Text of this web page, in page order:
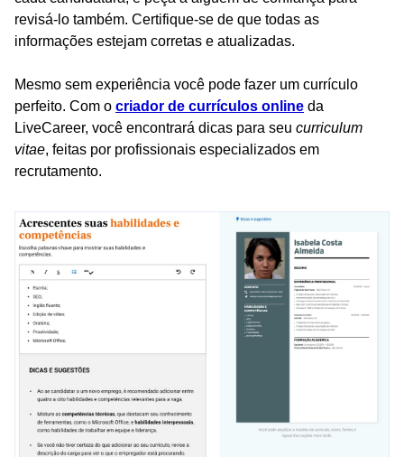
revisá-lo também. Certifique-se de que todas as
informações estejam corretas e atualizadas.
Mesmo sem experiência você pode fazer um currículo
perfeito. Com o criador de currículos online da
LiveCareer, você encontrará dicas para seu curriculum
vitae, feitas por profissionais especializados em
recrutamento.